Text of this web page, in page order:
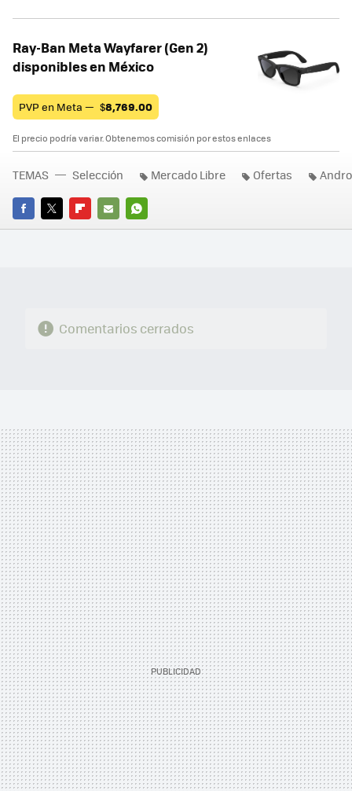
Ray-Ban Meta Wayfarer (Gen 2)
disponibles en México
PVP en Meta — $8,769.00
El precio podría variar. Obtenemos comisión por estos enlaces
FACEBOOK
TWITTERFLIPBOARD
E-
WHATSAPP
TEMAS Selección Mercado Libre Ofertas
Comentarios cerrados